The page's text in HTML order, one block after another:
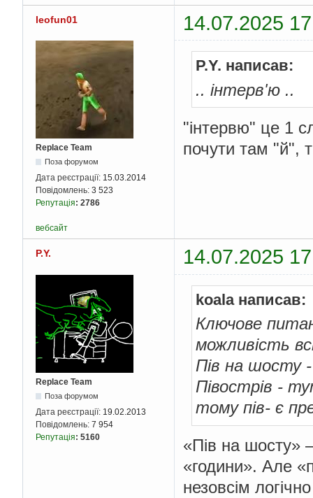
leofun01 14.07.2025
Replace Team
Поза форумом
Дата реєстрації: 15.03.2014
Повідомлень: 3 523
Репутація: 2786
P.Y. написав:
.. інтерв'ю ..
"інтервю" це 1
почути там "й",
вебсайт
P.Y. 14.07.2025
Replace Team
Поза форумом
Дата реєстрації: 19.02.2013
Повідомлень: 7 954
Репутація: 5160
koala написав:
Ключове
можливість
Пів на шосту
Півострів -
тому пів- є
«Пів на шосту»
«години». Але
незовсім